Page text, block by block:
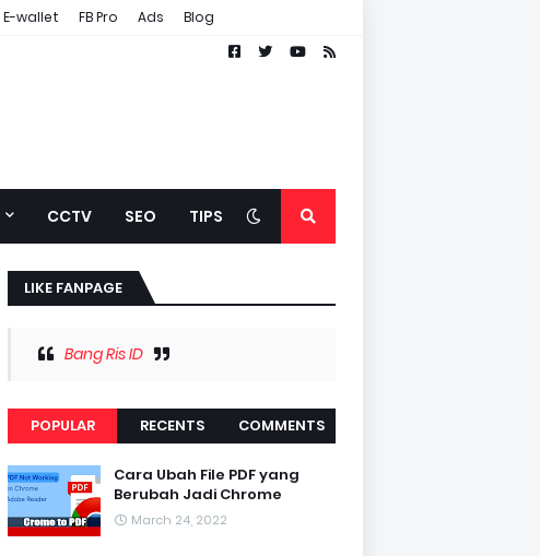
E-wallet FB Pro Ads Blog
CCTV SEO TIPS
LIKE FANPAGE
Bang Ris ID
POPULAR RECENTS COMMENTS
Cara Ubah File PDF yang
Berubah Jadi Chrome
March 24, 2022